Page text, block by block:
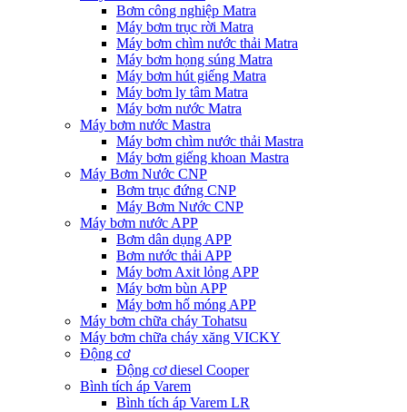
Bơm công nghiệp Matra
Máy bơm trục rời Matra
Máy bơm chìm nước thải Matra
Máy bơm họng súng Matra
Máy bơm hút giếng Matra
Máy bơm ly tâm Matra
Máy bơm nước Matra
Máy bơm nước Mastra
Máy bơm chìm nước thải Mastra
Máy bơm giếng khoan Mastra
Máy Bơm Nước CNP
Bơm trục đứng CNP
Máy Bơm Nước CNP
Máy bơm nước APP
Bơm dân dụng APP
Bơm nước thải APP
Máy bơm Axit lỏng APP
Máy bơm bùn APP
Máy bơm hố móng APP
Máy bơm chữa cháy Tohatsu
Máy bơm chữa cháy xăng VICKY
Động cơ
Động cơ diesel Cooper
Bình tích áp Varem
Bình tích áp Varem LR